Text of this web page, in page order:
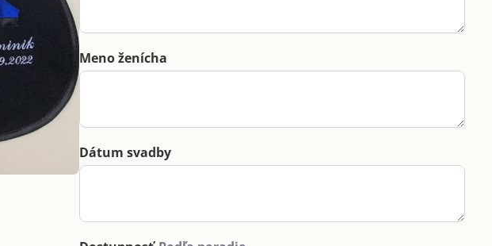
Meno ženícha
Dátum svadby